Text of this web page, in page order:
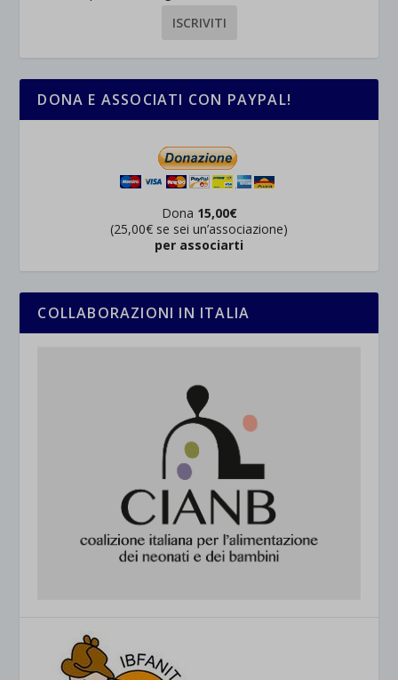
DONA E ASSOCIATI CON PAYPAL!
Dona 15,00€
(25,00€ se sei un’associazione)
per associarti
COLLABORAZIONI IN ITALIA